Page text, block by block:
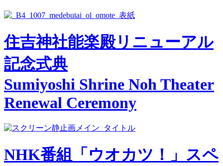
住吉神社能楽殿リニューアル
記念式典
Sumiyoshi Shrine Noh Theater
Renewal Ceremony
NHK番組「ウオカツ！」スペ